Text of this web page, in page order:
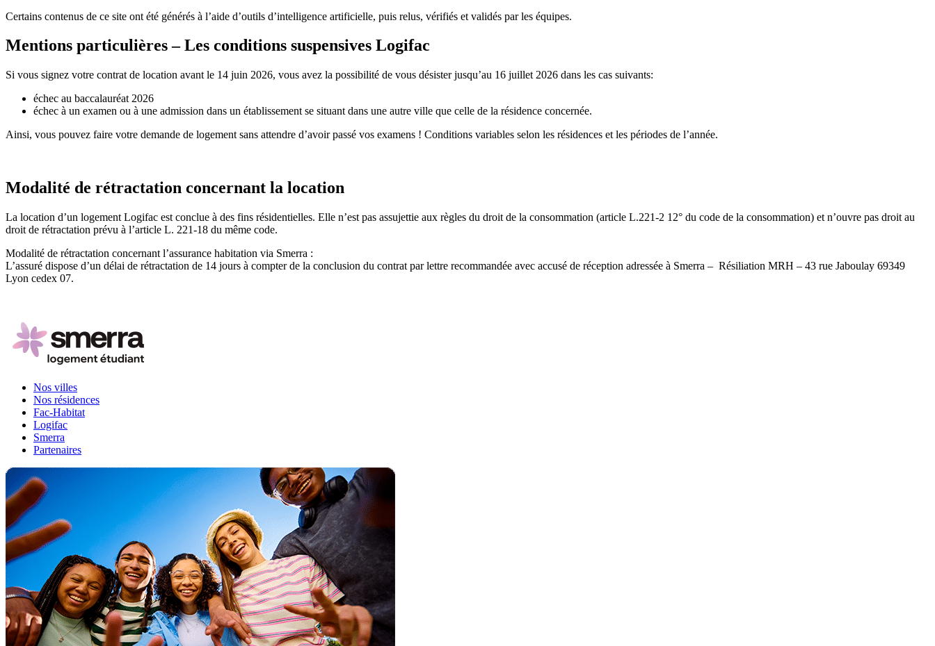
Certains contenus de ce site ont été générés à l’aide d’outils d’intelligence artificielle, puis relus, vérifiés et validés par les équipes.
Mentions particulières – Les conditions suspensives Logifac
Si vous signez votre contrat de location avant le 14 juin 2026, vous avez la possibilité de vous désister jusqu’au 16 juillet 2026 dans les cas suivants:
échec au baccalauréat 2026
échec à un examen ou à une admission dans un établissement se situant dans une autre ville que celle de la résidence concernée.
Ainsi, vous pouvez faire votre demande de logement sans attendre d’avoir passé vos examens ! Conditions variables selon les résidences et les périodes de l’année.
Modalité de rétractation concernant la location
La location d’un logement Logifac est conclue à des fins résidentielles. Elle n’est pas assujettie aux règles du droit de la consommation (article L.221-2 12° du code de la consommation) et n’ouvre pas droit au
droit de rétractation prévu à l’article L. 221-18 du même code.
Modalité de rétractation concernant l’assurance habitation via Smerra :
L’assuré dispose d’un délai de rétractation de 14 jours à compter de la conclusion du contrat par lettre recommandée avec accusé de réception adressée à Smerra – Résiliation MRH – 43 rue Jaboulay 69349
Lyon cedex 07.
Nos villes
Nos résidences
Fac-Habitat
Logifac
Smerra
Partenaires